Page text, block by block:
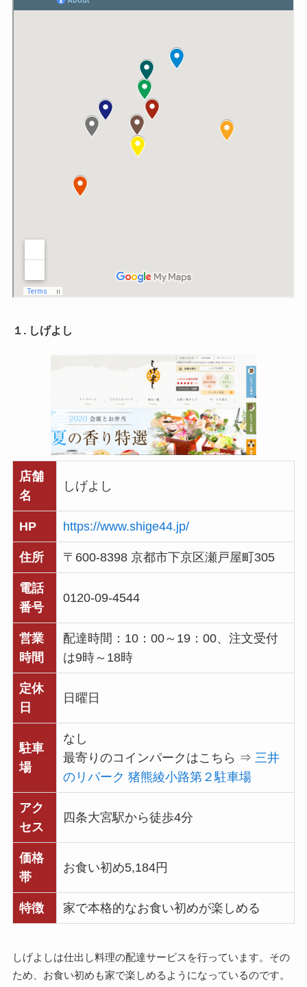
１. しげよし
店舗
名
しげよし
HP https://www.shige44.jp/
住所 〒600-8398 京都市下京区瀬戸屋町305
電話
番号
0120-09-4544
営業
時間
配達時間：10：00～19：00、注文受付
は9時～18時
定休
日
日曜日
駐車
場
なし
最寄りのコインパークはこちら ⇒ 三井
のリパーク 猪熊綾小路第２駐車場
アク
セス
四条大宮駅から徒歩4分
価格
帯
お食い初め5,184円
特徴 家で本格的なお食い初めが楽しめる
しげよしは仕出し料理の配達サービスを行っています。その
ため、お食い初めも家で楽しめるようになっているのです。